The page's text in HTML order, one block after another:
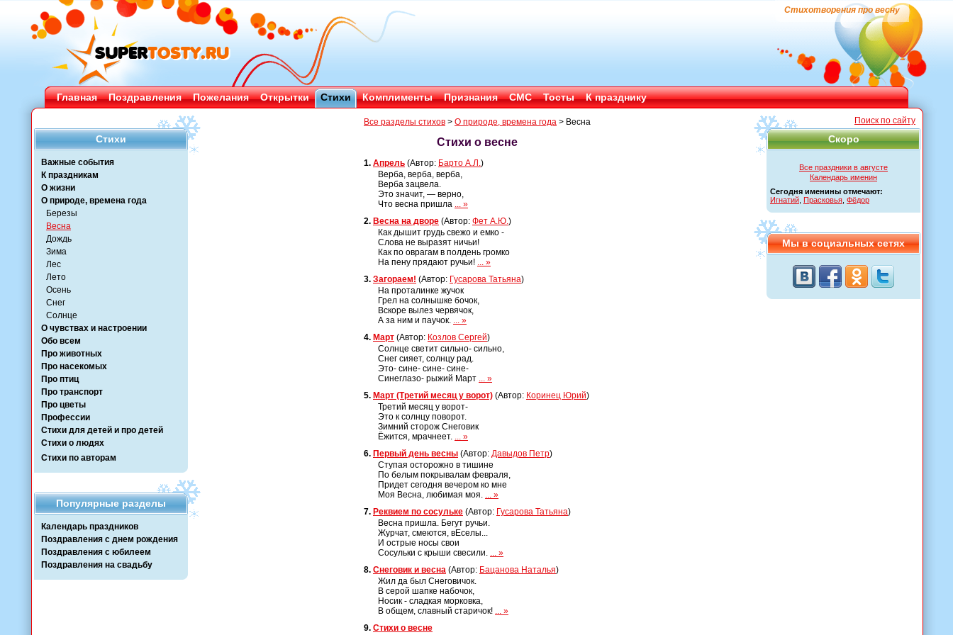
Стихотворения про весну
Главная Поздравления Пожелания Открытки Стихи Комплименты Признания СМС Тосты К празднику
Стихи
Важные события
К праздникам
О жизни
О природе, времена года
Березы
Весна
Дождь
Зима
Лес
Лето
Осень
Снег
Солнце
О чувствах и настроении
Обо всем
Про животных
Про насекомых
Про птиц
Про транспорт
Про цветы
Профессии
Стихи для детей и про детей
Стихи о людях
Стихи по авторам
Популярные разделы
Календарь праздников
Поздравления с днем рождения
Поздравления с юбилеем
Поздравления на свадьбу
Поиск по сайту
Скоро
Все праздники в августе
Календарь именин
Сегодня именины отмечают:
Игнатий Прасковья Фёдор
Мы в социальных сетях
Все разделы стихов > О природе, времена года > Весна
Стихи о весне
1. Апрель (Автор: Барто А.Л.)
Верба, верба, верба,
Верба зацвела.
Это значит, — верно,
Что весна пришла ... »
2. Весна на дворе (Автор: Фет А.Ю.)
Как дышит грудь свежо и емко -
Слова не выразят ничьи!
Как по оврагам в полдень громко
На пену прядают ручьи! ... »
3. Загораем! (Автор: Гусарова Татьяна)
На проталинке жучок
Грел на солнышке бочок,
Вскоре вылез червячок,
А за ним и паучок. ... »
4. Март (Автор: Козлов Сергей)
Солнце светит сильно- сильно,
Снег сияет, солнцу рад.
Это- сине- сине- сине-
Синеглазо- рыжий Март ... »
5. Март (Третий месяц у ворот) (Автор: Коринец Юрий)
Третий месяц у ворот-
Это к солнцу поворот.
Зимний сторож Снеговик
Ёжится, мрачнеет. ... »
6. Первый день весны (Автор: Давыдов Петр)
Ступая осторожно в тишине
По белым покрывалам февраля,
Придет сегодня вечером ко мне
Моя Весна, любимая моя. ... »
7. Реквием по сосульке (Автор: Гусарова Татьяна)
Весна пришла. Бегут ручьи.
Журчат, смеются, вЕселы...
И острые носы свои
Сосульки с крыши свесили. ... »
8. Снеговик и весна (Автор: Бацанова Наталья)
Жил да был Снеговичок.
В серой шапке набочок,
Носик - сладкая морковка,
В общем, славный старичок! ... »
9. Стихи о весне